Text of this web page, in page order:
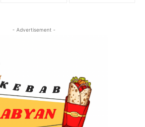
- Advertisement -